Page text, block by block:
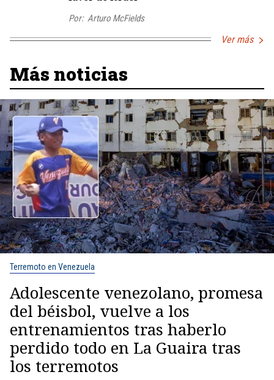
Por: Arturo McFields
Ver más
Más noticias
Terremoto en Venezuela
Adolescente venezolano, promesa
del béisbol, vuelve a los
entrenamientos tras haberlo
perdido todo en La Guaira tras
los terremotos